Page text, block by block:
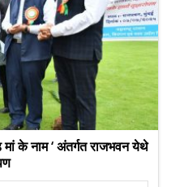
मां के नाम ‘ अंतर्गत राजभवन येथे